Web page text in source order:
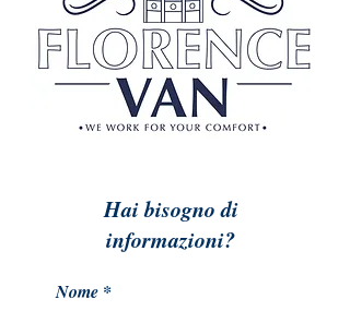
Hai bisogno di
informazioni?
Nome